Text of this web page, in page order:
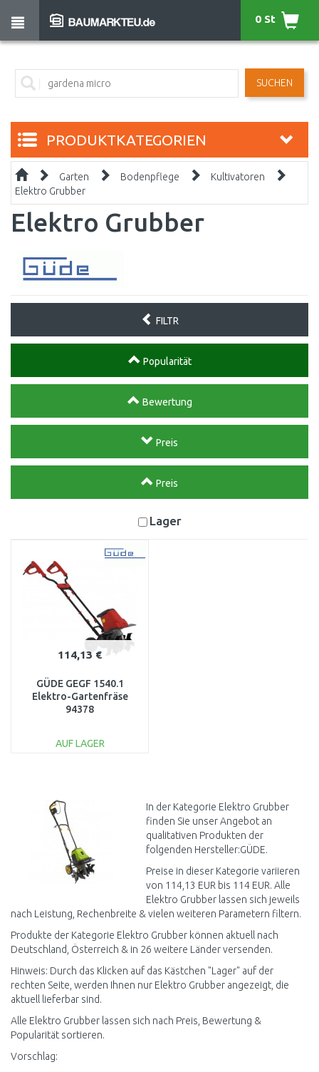
SUCHEN
0 St
PRODUKTKATEGORIEN
Garten Bodenpflege
Kultivatoren
Elektro Grubber
Elektro Grubber
FILTR
Popularität
Bewertung
Preis
Preis
Lager
114,13 €
GÜDE GEGF 1540.1
Elektro-Gartenfräse
94378
AUF LAGER
Vergleichen
In der Kategorie Elektro Grubber
finden Sie unser Angebot an
qualitativen Produkten der
folgenden Hersteller:GÜDE.
Preise in dieser Kategorie variieren
von 114,13 EUR bis 114 EUR. Alle
Elektro Grubber lassen sich jeweils
nach Leistung, Rechenbreite & vielen weiteren Parametern filtern.
Produkte der Kategorie Elektro Grubber können aktuell nach
Deutschland, Österreich & in 26 weitere Länder versenden.
Hinweis: Durch das Klicken auf das Kästchen "Lager" auf der
rechten Seite, werden Ihnen nur Elektro Grubber angezeigt, die
aktuell lieferbar sind.
Alle Elektro Grubber lassen sich nach Preis, Bewertung &
Popularität sortieren.
Vorschlag: